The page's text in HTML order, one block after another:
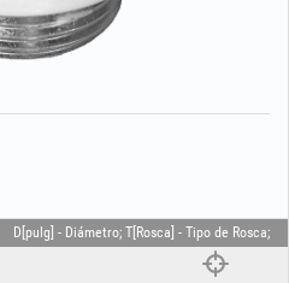
D[pulg] - Diámetro; T[Rosca] - Tipo de Rosca;